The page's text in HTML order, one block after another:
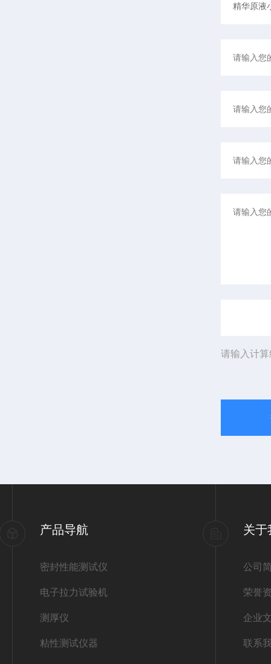
请输入计
产品导航
密封性能测试仪
电子拉力试验机
测厚仪
粘性测试仪器
关于
公司
荣誉
企业
联系